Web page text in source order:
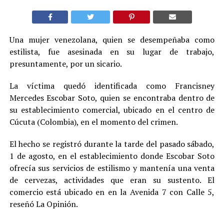
Una mujer venezolana, quien se desempeñaba como
estilista, fue asesinada en su lugar de trabajo,
presuntamente, por un sicario.
La víctima quedó identificada como Francisney
Mercedes Escobar Soto, quien se encontraba dentro de
su establecimiento comercial, ubicado en el centro de
Cúcuta (Colombia), en el momento del crimen.
El hecho se registró durante la tarde del pasado sábado,
1 de agosto, en el establecimiento donde Escobar Soto
ofrecía sus servicios de estilismo y mantenía una venta
de cervezas, actividades que eran su sustento. El
comercio está ubicado en en la Avenida 7 con Calle 5,
reseñó La Opinión.